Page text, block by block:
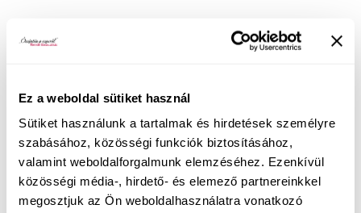
Ez a weboldal sütiket használ
Sütiket használunk a tartalmak és hirdetések személyre
szabásához, közösségi funkciók biztosításához,
valamint weboldalforgalmunk elemzéséhez. Ezenkívül
közösségi média-, hirdető- és elemező partnereinkkel
megosztjuk az Ön weboldalhasználatra vonatkozó